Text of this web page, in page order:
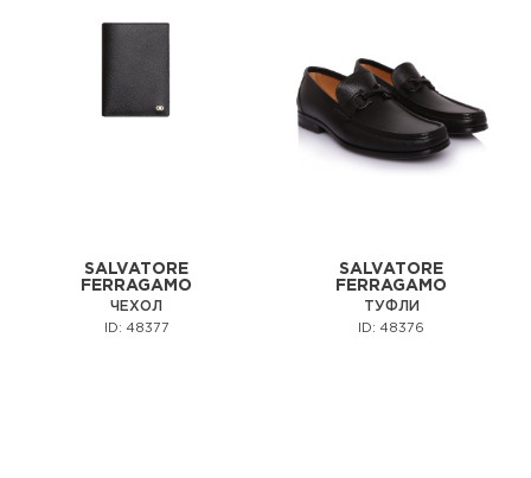
SALVATORE
FERRAGAMO
ЧЕХОЛ
ID: 48377
SALVATORE
FERRAGAMO
ТУФЛИ
ID: 48376